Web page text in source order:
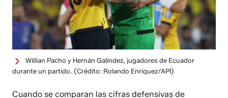
Willian Pacho y Hernán Galíndez, jugadores de Ecuador
durante un partido. (Crédito: Rolando Enriquez/API)
Cuando se comparan las cifras defensivas de